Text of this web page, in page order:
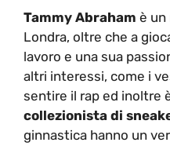
Tammy Abraham è un
Londra, oltre che a
lavoro e una sua
altri interessi, come i
sentire il rap ed inoltre
collezionista di
ginnastica hanno un